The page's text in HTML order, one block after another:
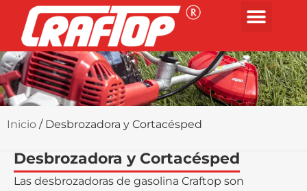
Inicio / Desbrozadora y Cortacésped
Desbrozadora y Cortacésped
Las desbrozadoras de gasolina Craftop son